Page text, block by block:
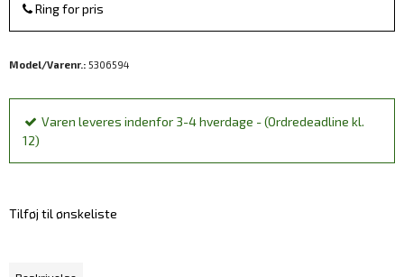
Ring for pris
Model/Varenr.: 5306594
Varen leveres indenfor 3-4 hverdage - (Ordredeadline kl.
12)
Tilføj til ønskeliste